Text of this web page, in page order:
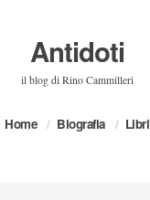
Antidoti
il blog di Rino Cammilleri
Home Biografia Libri